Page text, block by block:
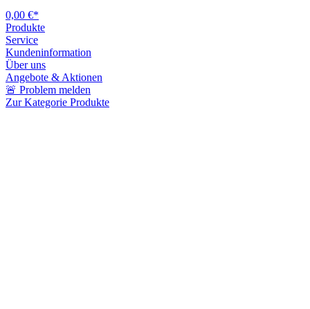
0,00 €*
Produkte
Service
Kundeninformation
Über uns
Angebote & Aktionen
🚨 Problem melden
Zur Kategorie Produkte